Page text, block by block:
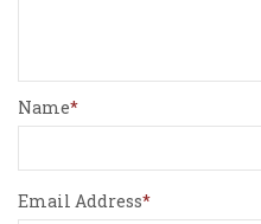
Name
Email Address